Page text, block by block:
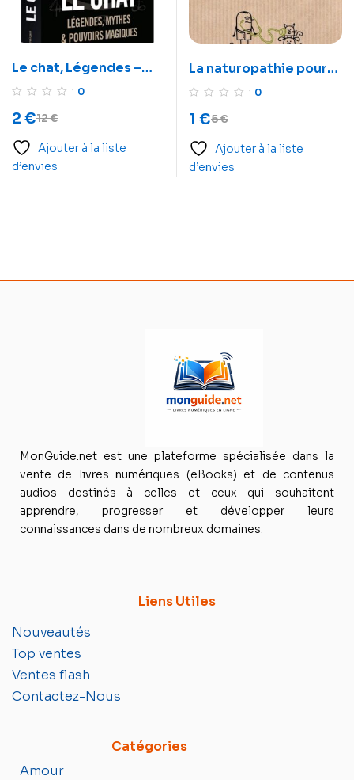
Le chat, Légendes –
mythes et pouvoirs
0
12€
2 €
Ajouter à la liste
d’envies
La naturopathie pour
mon chat et mon chien
0
5€
1 €
Ajouter à la liste
d’envies
MonGuide.net est une plateforme spécialisée dans la
vente de livres numériques (eBooks) et de contenus
audios destinés à celles et ceux qui souhaitent
apprendre, progresser et développer leurs
connaissances dans de nombreux domaines.
Liens Utiles
Nouveautés
Top ventes
Ventes flash
Contactez-Nous
Catégories
Amour